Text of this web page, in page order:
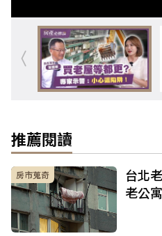
推薦閱讀
房市蒐奇
台北
老公